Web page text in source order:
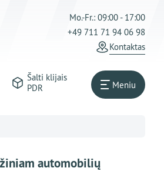
Mo.-Fr.: 09:00 - 17:00
+49 711 71 94 06 98
Kontaktas
Šalti klijais
PDR
Meniu
automobilių